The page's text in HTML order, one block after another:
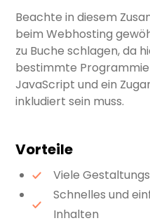
Beachte in diesem
beim Webhosting
zu Buche schlagen, da
bestimmte
JavaScript und ein
inkludiert sein muss.
Vorteile
Viele
Schnelles und
Inhalten